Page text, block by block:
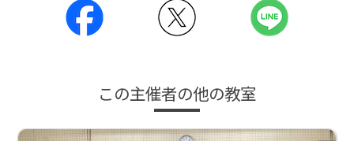
この主催者の他の教室